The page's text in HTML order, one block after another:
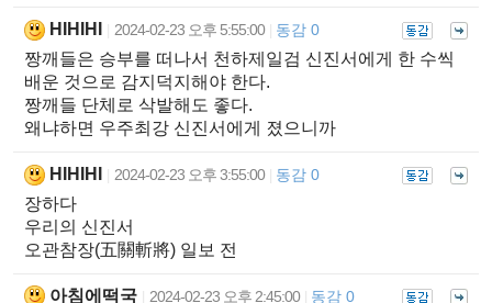
HIHIHI 2024-02-23 오후 5:55:00 동감 0
짱깨들은 승부를 떠나서 천하제일검 신진서에게 한 수씩
배운 것으로 감지덕지해야 한다.
짱깨들 단체로 삭발해도 좋다.
왜냐하면 우주최강 신진서에게 졌으니까
HIHIHI 2024-02-23 오후 3:55:00 동감 0
장하다
우리의 신진서
오관참장(五關斬將) 일보 전
아침에떡국 2024-02-23 오후 2:45:00 동감 0